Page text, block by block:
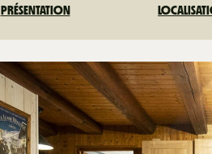
PRÉSENTATION